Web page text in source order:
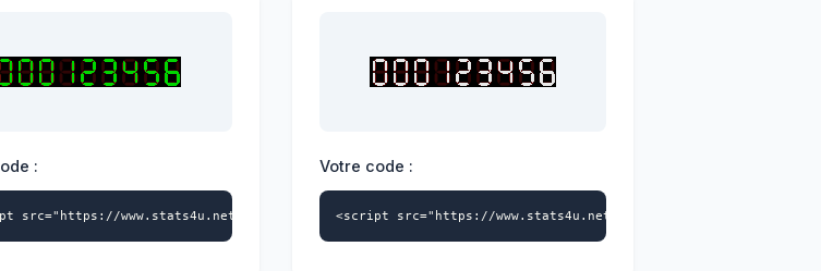
data-style="124" async></script>
:
src="https://www.stats4u.net/s4u.js" data-id="4228404541" data-style="125" async></script>
Votre code :
<script src="https://www.stats4u.net/s4u.js" data-